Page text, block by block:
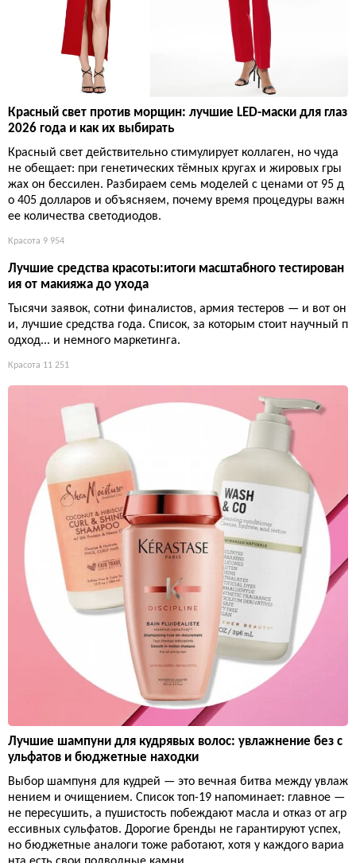
Красный свет против морщин: лучшие LED-маски для глаз
2026 года и как их выбирать
Красный свет действительно стимулирует коллаген, но чуда
не обещает: при генетических тёмных кругах и жировых гры
жах он бессилен. Разбираем семь моделей с ценами от 95 д
о 405 долларов и объясняем, почему время процедуры важн
ее количества светодиодов.
Красота 9 954
Лучшие средства красоты:итоги масштабного тестирован
ия от макияжа до ухода
Тысячи заявок, сотни финалистов, армия тестеров — и вот он
и, лучшие средства года. Список, за которым стоит научный п
одход... и немного маркетинга.
Красота 11 251
Лучшие шампуни для кудрявых волос: увлажнение без с
ульфатов и бюджетные находки
Выбор шампуня для кудрей — это вечная битва между увлаж
нением и очищением. Список топ-19 напоминает: главное —
не пересушить, а пушистость побеждают масла и отказ от агр
ессивных сульфатов. Дорогие бренды не гарантируют успех,
но бюджетные аналоги тоже работают, хотя у каждого вариа